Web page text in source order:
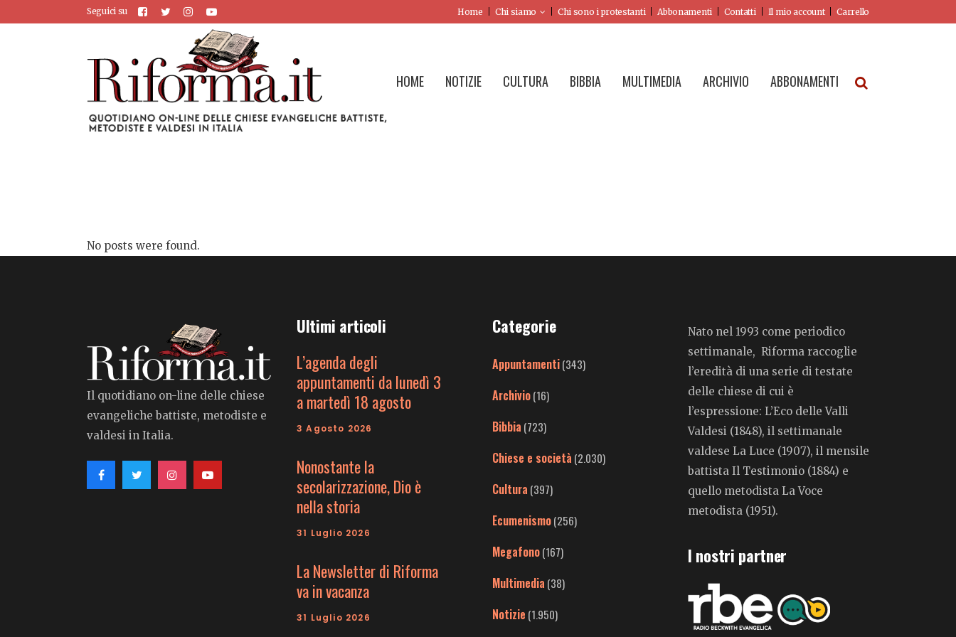
Seguici su Home Chi siamo Chi sono i protestanti Abbonamenti Contatti Il mio account Carrello
HOME NOTIZIE CULTURA BIBBIA MULTIMEDIA ARCHIVIO ABBONAMENTI
No posts were found.
Il quotidiano on-line delle chiese
evangeliche battiste, metodiste e
valdesi in Italia.
Ultimi articoli
L’agenda degli
appuntamenti da lunedì 3
a martedì 18 agosto
3 Agosto 2026
Nonostante la
secolarizzazione, Dio è
nella storia
31 Luglio 2026
La Newsletter di Riforma
va in vacanza
31 Luglio 2026
Categorie
Appuntamenti(343)
Archivio(16)
Bibbia (723)
Chiese e società (2.030)
Cultura (397)
Ecumenismo(256)
Megafono(167)
Multimedia (38)
Notizie (1.950)
Nato nel 1993 come periodico
settimanale, Riforma raccoglie
l’eredità di una serie di testate
delle chiese di cui è
l’espressione: L’Eco delle Valli
Valdesi (1848), il settimanale
valdese La Luce (1907), il mensile
battista Il Testimonio (1884) e
quello metodista La Voce
metodista (1951).
I nostri partner